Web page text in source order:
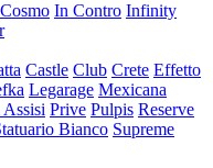
Cosmo In Contro Infinity
Castle Club Crete Effetto
Legarage Mexicana
Prive Pulpis Reserve
Bianco Supreme